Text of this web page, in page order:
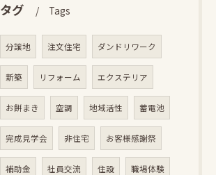
タグ Tags
分譲地 注文住宅 ダンドリワーク
新築 リフォーム エクステリア
お餅まき 空調 地域活性 蓄電池
完成見学会 非住宅 お客様感謝祭
補助金 社員交流 住設 職場体験